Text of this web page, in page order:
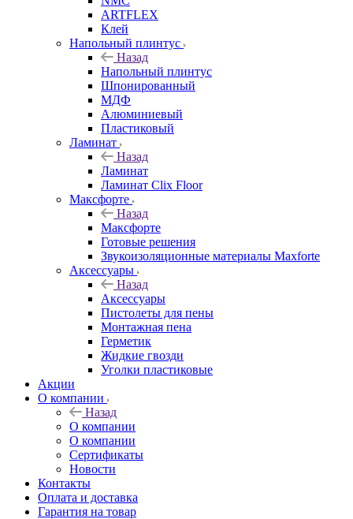
ARTFLEX
Клей
Напольный плинтус
Назад
Напольный плинтус
Шпонированный
МДФ
Алюминиевый
Пластиковый
Ламинат
Назад
Ламинат
Ламинат Clix Floor
Максфорте
Назад
Максфорте
Готовые решения
Звукоизоляционные материалы Maxforte
Аксессуары
Назад
Аксессуары
Пистолеты для пены
Монтажная пена
Герметик
Жидкие гвозди
Уголки пластиковые
Акции
О компании
Назад
О компании
О компании
Сертификаты
Новости
Контакты
Оплата и доставка
Гарантия на товар